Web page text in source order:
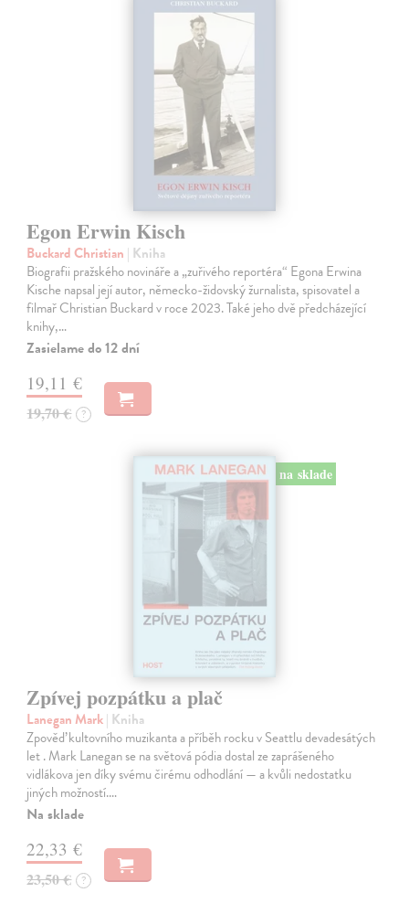
Egon Erwin Kisch
Buckard Christian | Kniha
Biografii pražského novináře a „zuřivého reportéra“ Egona Erwina
Kische napsal její autor, německo-židovský žurnalista, spisovatel a
filmař Christian Buckard v roce 2023. Také jeho dvě předcházející
knihy,…
Zasielame do 12 dní
19,11 €
19,70 € ?
na sklade
Zpívej pozpátku a plač
Lanegan Mark| Kniha
Zpověď kultovního muzikanta a příběh rocku v Seattlu devadesátých
let . Mark Lanegan se na světová pódia dostal ze zaprášeného
vidlákova jen díky svému čirému odhodlání — a kvůli nedostatku
jiných možností.…
Na sklade
22,33 €
23,50 € ?